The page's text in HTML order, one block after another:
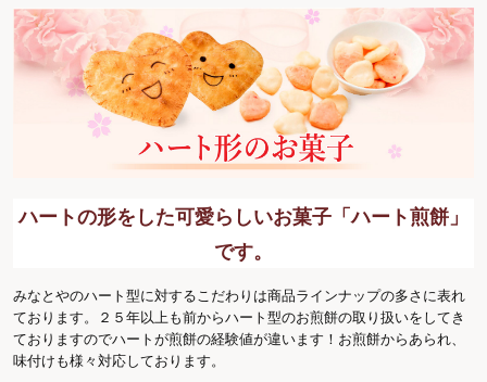
ハートの形をした可愛らしいお菓子「ハート煎餅」
です。
みなとやのハート型に対するこだわりは商品ラインナップの多さに表れ
ております。２５年以上も前からハート型のお煎餅の取り扱いをしてき
ておりますのでハートが煎餅の経験値が違います！お煎餅からあられ、
味付けも様々対応しております。